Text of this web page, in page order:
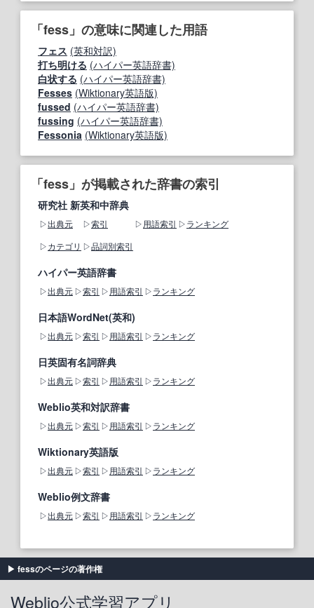
「fess」の意味に関連した用語
フェス (英和対訳)
打ち明ける (ハイパー英語辞書)
白状する (ハイパー英語辞書)
Fesses (Wiktionary英語版)
fussed (ハイパー英語辞書)
fussing (ハイパー英語辞書)
Fessonia (Wiktionary英語版)
「fess」が掲載された辞書の索引
研究社 新英和中辞典
出典元 索引 用語索引
ランキング
カテゴリ
品詞別索引
ハイパー英語辞書
出典元 索引 用語索引 ランキング
日本語WordNet(英和)
出典元 索引 用語索引 ランキング
日英固有名詞辞典
出典元 索引 用語索引 ランキング
Weblio英和対訳辞書
出典元 索引 用語索引 ランキング
Wiktionary英語版
出典元 索引 用語索引 ランキング
Weblio例文辞書
出典元 索引 用語索引 ランキング
fessのページの著作権
Weblio公式学習アプリ